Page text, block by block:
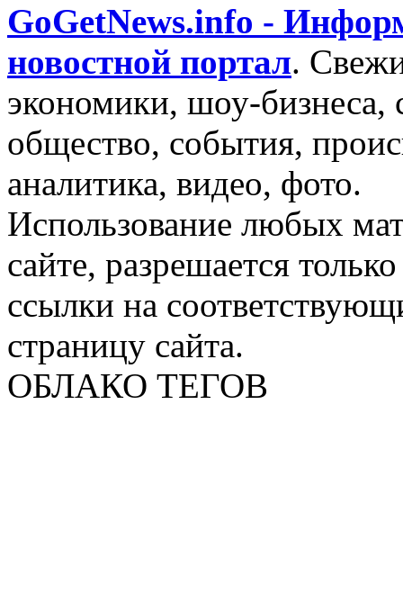
GoGetNews.info -
новостной портал.
экономики, шоу-бизнеса,
общество, события,
аналитика, видео, фото.
Использование любых
сайте, разрешается
ссылки на
страницу сайта.
ОБЛАКО ТЕГОВ